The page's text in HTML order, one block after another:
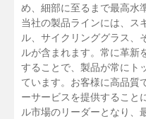
め、細部に至るまで最高水
当社の製品ラインには、ス
ル、サイクリンググラス、
ルが含まれます。常に革新
することで、製品が常にト
ています。お客様に高品質
ーサービスを提供すること
ル市場のリーダーとなり、